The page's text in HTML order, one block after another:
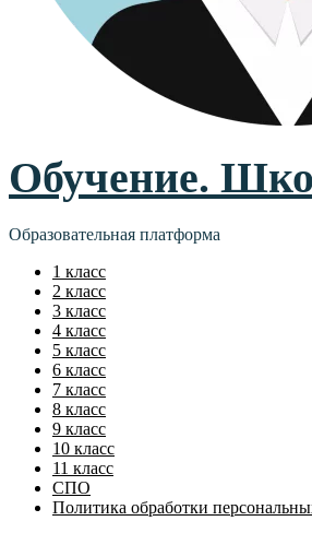
Обучение.
Образовательная платформа
1 класс
2 класс
3 класс
4 класс
5 класс
6 класс
7 класс
8 класс
9 класс
10 класс
11 класс
СПО
Политика обработки